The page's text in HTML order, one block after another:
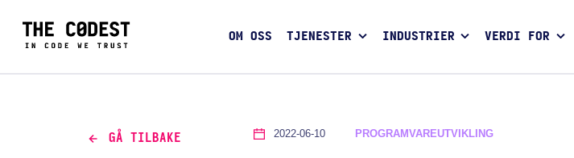
OM OSS TJENESTER INDUSTRIER VERDI FOR
GÅ TILBAKE 2022-06-10 PROGRAMVAREUTVIKLING